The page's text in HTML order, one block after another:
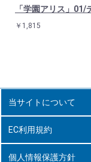
「学園アリス」01/
￥1,815
当サイトについて
EC利用規約
個人情報保護方針